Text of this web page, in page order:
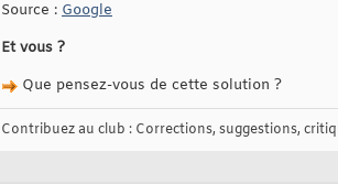
Source : Google
Et vous ?
Que pensez-vous de cette solution ?
Contribuez au club : Corrections, suggestions,